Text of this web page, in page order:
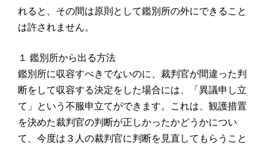
れると、その間は原則として鑑別所の外にできること
は許されません。
１ 鑑別所から出る方法
鑑別所に収容すべきでないのに、裁判官が間違った判
断をして収容する決定をした場合には、「異議申し立
て」という不服申立てができます。これは、観護措置
を決めた裁判官の判断が正しかったかどうかについ
て、今度は３人の裁判官に判断を見直してもらうこと